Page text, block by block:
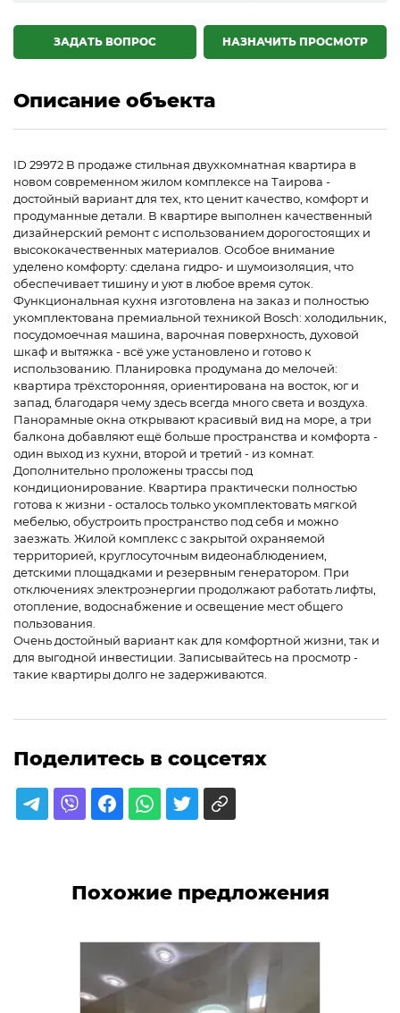
НАЗНАЧИТЬ ПРОСМОТР
ЗАДАТЬ ВОПРОС
Описание объекта
ID 29972 В продаже стильная двухкомнатная квартира в
новом современном жилом комплексе на Таирова -
достойный вариант для тех, кто ценит качество, комфорт и
продуманные детали. В квартире выполнен качественный
дизайнерский ремонт с использованием дорогостоящих и
высококачественных материалов. Особое внимание
уделено комфорту: сделана гидро- и шумоизоляция, что
обеспечивает тишину и уют в любое время суток.
Функциональная кухня изготовлена на заказ и полностью
укомплектована премиальной техникой Bosch: холодильник,
посудомоечная машина, варочная поверхность, духовой
шкаф и вытяжка - всё уже установлено и готово к
использованию. Планировка продумана до мелочей:
квартира трёхсторонняя, ориентирована на восток, юг и
запад, благодаря чему здесь всегда много света и воздуха.
Панорамные окна открывают красивый вид на море, а три
балкона добавляют ещё больше пространства и комфорта -
один выход из кухни, второй и третий - из комнат.
Дополнительно проложены трассы под
кондиционирование. Квартира практически полностью
готова к жизни - осталось только укомплектовать мягкой
мебелью, обустроить пространство под себя и можно
заезжать. Жилой комплекс с закрытой охраняемой
территорией, круглосуточным видеонаблюдением,
детскими площадками и резервным генератором. При
отключениях электроэнергии продолжают работать лифты,
отопление, водоснабжение и освещение мест общего
пользования.
Очень достойный вариант как для комфортной жизни, так и
для выгодной инвестиции. Записывайтесь на просмотр -
такие квартиры долго не задерживаются.
Поделитесь в соцсетях
Похожие предложения